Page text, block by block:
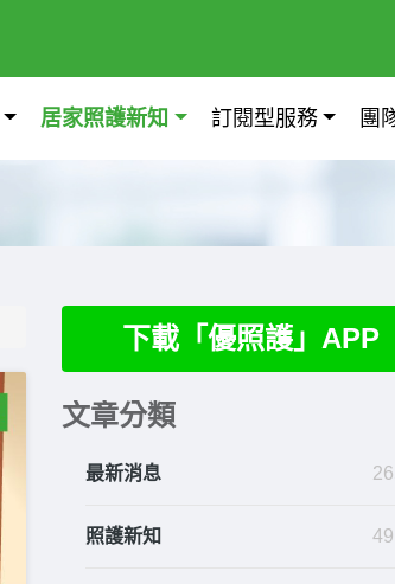
居家照護新知 訂閱型服務 團
下載「優照護」APP
文章分類
最新消息
照護新知